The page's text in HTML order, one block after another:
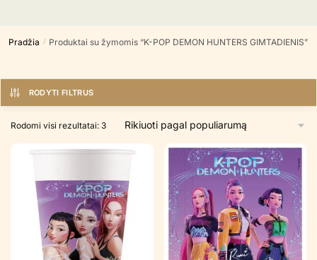
Pradžia / Produktai su žymomis “K-POP DEMON HUNTERS GIMTADIENIS”
RODYTI FILTRUS
Rodomi visi rezultatai: 3Rūšiuojama
populiarumą